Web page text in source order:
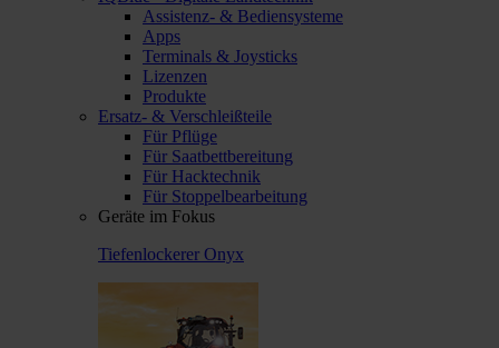
Assistenz- & Bediensysteme
Apps
Terminals & Joysticks
Lizenzen
Produkte
Ersatz- & Verschleißteile
Für Pflüge
Für Saatbettbereitung
Für Hacktechnik
Für Stoppelbearbeitung
Geräte im Fokus
Tiefenlockerer Onyx